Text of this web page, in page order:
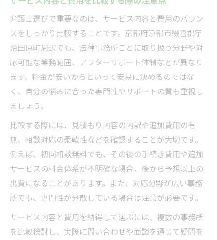
弁護士選びで重要なのは、サービス内容と費用のバラン
スをしっかり比較することです。京都府京都市綴喜郡宇
治田原町周辺でも、法律事務所ごとに取り扱う分野や対
応可能な業務範囲、アフターサポート体制などが異なり
ます。料金が安いからといって安易に決めるのではな
く、自分の悩みに合った専門性やサポートの質も重視し
ましょう。
比較する際には、見積もり内容の内訳や追加費用の有
無、相談対応の柔軟性などを確認することが大切です。
例えば、初回相談無料でも、その後の手続き費用や追加
サービスの料金体系が不明確な場合、後から予想以上の
出費になることがあります。また、対応分野が広い事務
所でも、専門性が分散している場合は注意が必要です。
サービス内容と費用を納得して選ぶには、複数の事務所
を比較検討し、実際に問い合わせや面談を通じて疑問を